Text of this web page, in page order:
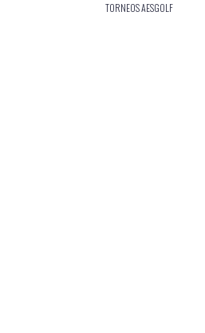
TORNEOS AESGOLF